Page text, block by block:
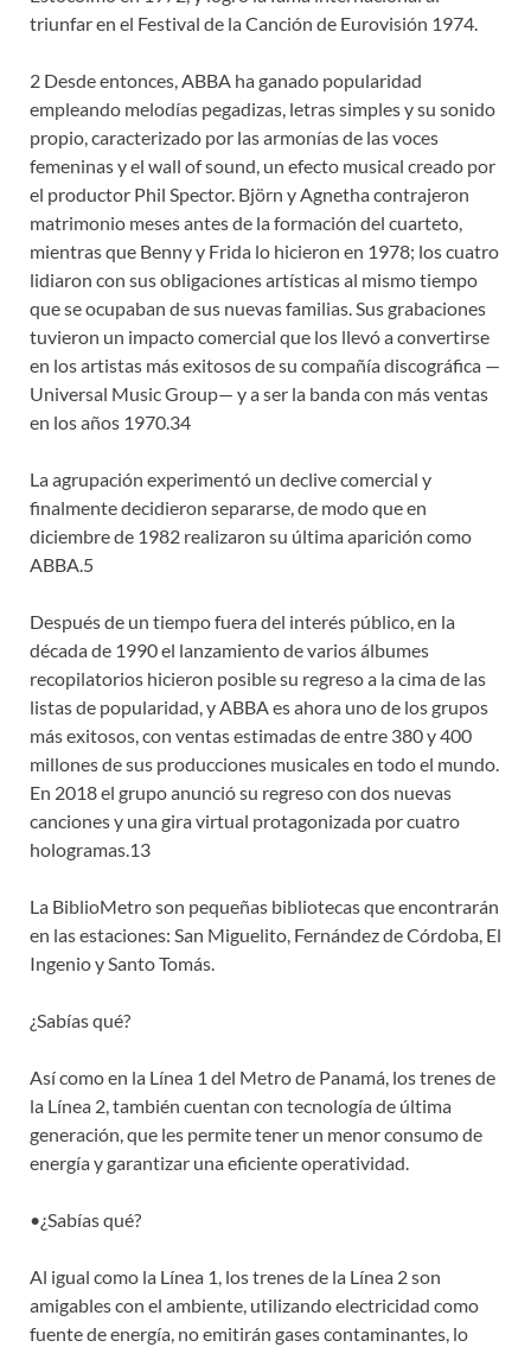
triunfar en el Festival de la Canción de Eurovisión 1974.
2 Desde entonces, ABBA ha ganado popularidad
empleando melodías pegadizas, letras simples y su sonido
propio, caracterizado por las armonías de las voces
femeninas y el wall of sound, un efecto musical creado por
el productor Phil Spector. Björn y Agnetha contrajeron
matrimonio meses antes de la formación del cuarteto,
mientras que Benny y Frida lo hicieron en 1978; los cuatro
lidiaron con sus obligaciones artísticas al mismo tiempo
que se ocupaban de sus nuevas familias. Sus grabaciones
tuvieron un impacto comercial que los llevó a convertirse
en los artistas más exitosos de su compañía discográfica —
Universal Music Group— y a ser la banda con más ventas
en los años 1970.34
La agrupación experimentó un declive comercial y
finalmente decidieron separarse, de modo que en
diciembre de 1982 realizaron su última aparición como
ABBA.5
Después de un tiempo fuera del interés público, en la
década de 1990 el lanzamiento de varios álbumes
recopilatorios hicieron posible su regreso a la cima de las
listas de popularidad, y ABBA es ahora uno de los grupos
más exitosos, con ventas estimadas de entre 380 y 400
millones de sus producciones musicales en todo el mundo.
En 2018 el grupo anunció su regreso con dos nuevas
canciones y una gira virtual protagonizada por cuatro
hologramas.13
La BiblioMetro son pequeñas bibliotecas que encontrarán
en las estaciones: San Miguelito, Fernández de Córdoba, El
Ingenio y Santo Tomás.
¿Sabías qué?
Así como en la Línea 1 del Metro de Panamá, los trenes de
la Línea 2, también cuentan con tecnología de última
generación, que les permite tener un menor consumo de
energía y garantizar una eficiente operatividad.
•¿Sabías qué?
Al igual como la Línea 1, los trenes de la Línea 2 son
amigables con el ambiente, utilizando electricidad como
fuente de energía, no emitirán gases contaminantes, lo